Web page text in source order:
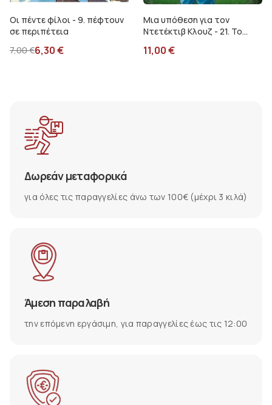
Οι πέντε φίλοι - 9. πέφτουν
σε περιπέτεια
7,00€6,30€
Μια υπόθεση για τον
Ντετέκτιβ Κλουζ - 21. Το
11,00€
Δωρεάν μεταφορικά
για όλες τις παραγγελίες άνω των 100€ (μέχρι 3 κιλά)
Άμεση παραλαβή
την επόμενη εργάσιμη, για παραγγελίες έως τις 12:00